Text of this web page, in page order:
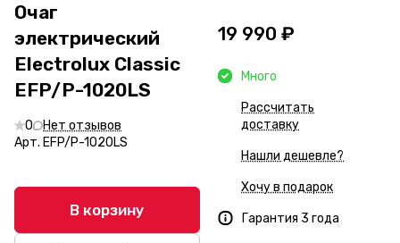
Очаг
электрический
Electrolux Classic
EFP/P-1020LS
0
Нет отзывов
Арт. EFP/P-1020LS
В корзину
19 990 ₽
Много
Рассчитать
доставку
Нашли дешевле?
Хочу в подарок
Гарантия 3 года